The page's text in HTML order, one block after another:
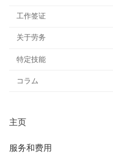
工作签证
关于劳务
特定技能
コラム
主页
服务和费用